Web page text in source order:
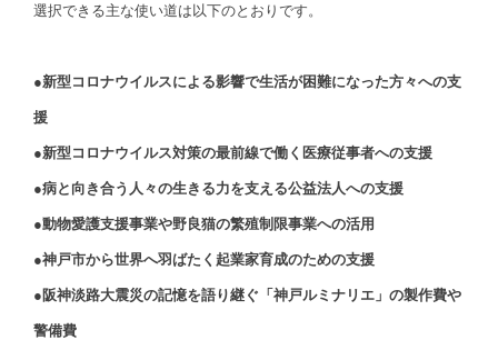
選択できる主な使い道は以下のとおりです。
●新型コロナウイルスによる影響で生活が困難になった方々への支
援
●新型コロナウイルス対策の最前線で働く医療従事者への支援
●病と向き合う人々の生きる力を支える公益法人への支援
●動物愛護支援事業や野良猫の繁殖制限事業への活用
●神戸市から世界へ羽ばたく起業家育成のための支援
●阪神淡路大震災の記憶を語り継ぐ「神戸ルミナリエ」の製作費や
警備費